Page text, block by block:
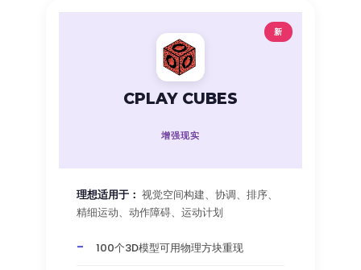
新
CPLAY CUBES
增强现实
理想适用于： 视觉空间构建、协调、排序、
精细运动、动作障碍、运动计划
100个3D模型可用物理方块重现